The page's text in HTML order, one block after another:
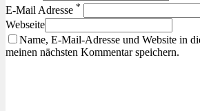
E-Mail Adresse *
Webseite
Name, E-Mail-Adresse und Website in
meinen nächsten Kommentar speichern.